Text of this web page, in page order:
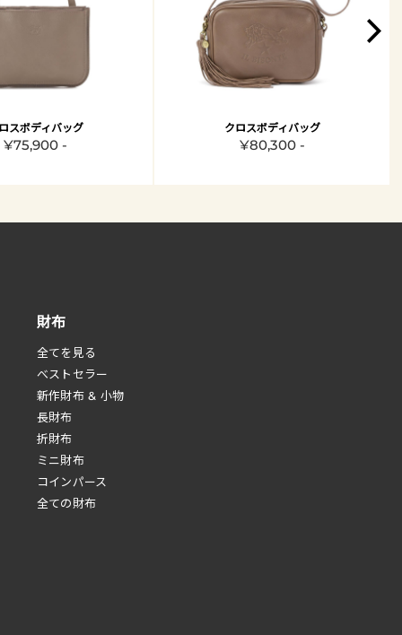
スボディバッグ
¥75,900 -
クロスボディバッグ
¥80,300 -
財布
全てを見る
べストセラー
新作財布 & 小物
長財布
折財布
ミニ財布
コインパース
全ての財布